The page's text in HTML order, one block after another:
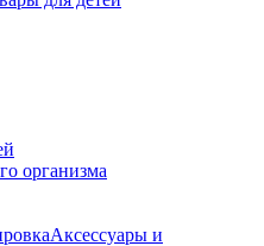
организма
Аксессуары и